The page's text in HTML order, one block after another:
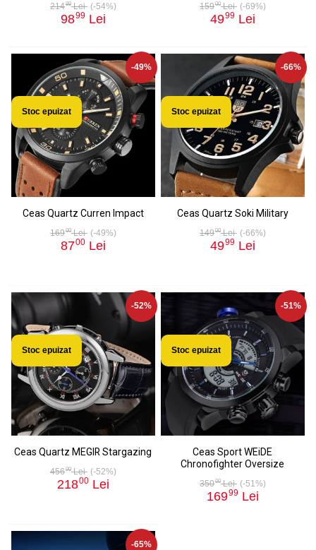
21499Lei (-54%)
9899 Lei
15900Lei (-69%)
4999 Lei
-49%
Stoc epuizat
Ceas Quartz Curren Impact
16900Lei (-49%)
8700 Lei
-66%
Stoc epuizat
Ceas Quartz Soki Military
14900Lei (-66%)
4999 Lei
-52%
Stoc epuizat
Ceas Quartz MEGIR Stargazing
45600Lei (-52%)
21800 Lei
-51%
Stoc epuizat
Ceas Sport WEiDE
Chronofighter Oversize
35000Lei (-51%)
16999 Lei
-65%